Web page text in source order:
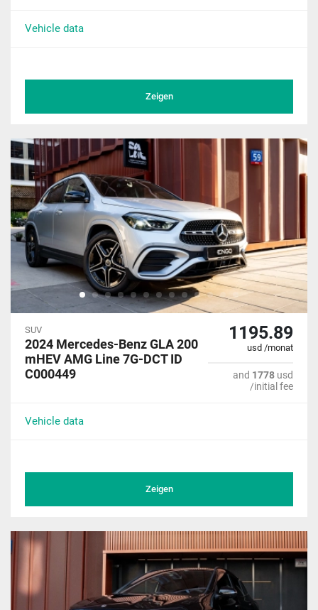
Vehicle data
Zeigen
SUV
2024 Mercedes-Benz GLA 200
mHEV AMG Line 7G-DCT ID
C000449
1195.89
usd /monat
and 1778 usd
/initial fee
Vehicle data
Zeigen